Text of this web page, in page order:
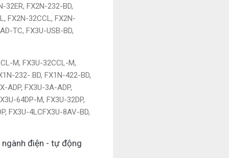
32ER, FX2N-232-BD,
FX2N-32CCL, FX2N-
TC, FX3U-USB-BD,
M, FX3U-32CCL-M,
232- BD, FX1N-422-BD,
ADP, FX3U-3A-ADP,
64DP-M, FX3U-32DP,
FX3U-4LCFX3U-8AV-BD,
điện - tự động